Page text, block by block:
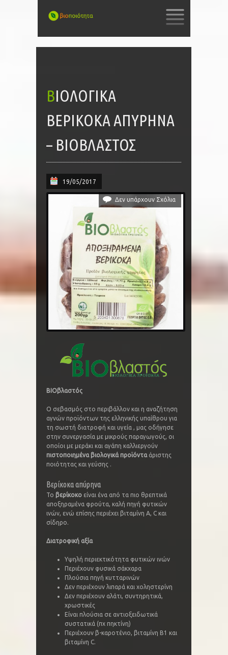
TO
ΒΙΟΛΟΓΙΚΆ
ΒΕΡΊΚΟΚΑ ΑΠΎΡΗΝΑ
– ΒΙΟΒΛΑΣΤΌΣ
19/05/2017
Δεν υπάρχουν Σχόλια
BIOβλαστός
Ο σεβασμός στο περιβάλλον και η αναζήτηση
αγνών προϊόντων της ελληνικής υπαίθρου για
τη σωστή διατροφή και υγεία , μας οδήγησε
στην συνεργασία με μικρούς παραγωγούς, οι
οποίοι με μεράκι και αγάπη καλλιεργούν
πιστοποιημένα βιολογικά προϊόνταάριστης
ποιότητας και γεύσης .
Βερίκοκα απύρηνα
Το βερίκοκο είναι ένα από τα πιο θρεπτικά
αποξηραμένα φρούτα, καλή πηγή φυτικών
ινών, ενώ επίσης περιέχει βιταμίνη Α, C και
σίδηρο.
Διατροφική αξία
Υψηλή περιεκτικότητα φυτικών ινών
Περιέχουν φυσικά σάκχαρα
Πλούσια πηγή κυτταρινών
Δεν περιέχουν λιπαρά και χοληστερίνη
Δεν περιέχουν αλάτι, συντηρητικά,
χρωστικές
Είναι πλούσια σε αντιοξειδωτικά
συστατικά (πχ πηκτίνη)
Περιέχουν β-καροτένιο, βιταμίνη Β1 και
βιταμίνη C.